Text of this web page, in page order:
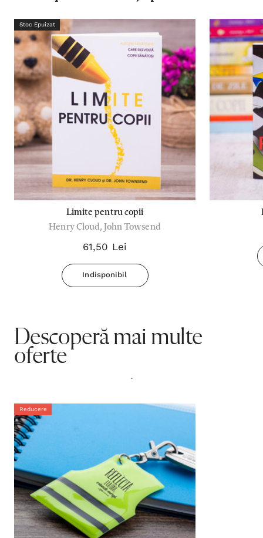
Stoc Epuizat
Limite pentru copii
Henry Cloud, John Towsend
61,50 Lei
Indisponibil
Descoperă mai multe
oferte
.
Reducere